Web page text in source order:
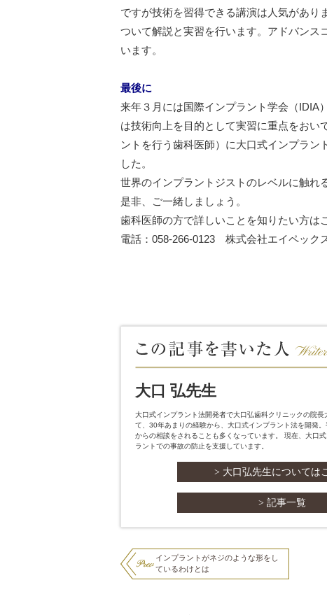
ですが技術を習得できる講演は人気があり
ついて解説と実習を行います。アドバンス
います。
最後に
来年３月には国際インプラント学会（IDIA
は技術向上を目的として実習に重点をおい
ントを行う歯科医師）に大口式インプラン
した。
世界のインプラントジストのレベルに触れ
是非、ご一緒しましょう。
歯科医師の方で詳しいことを知りたい方は
電話：058-266-0123 株式会社エイペック
大口 弘先生
大口式インプラント法開発者で大口弘歯科クリニックの院長
て、30年あまりの経験から、大口式インプラント法を開発
からの相談をされることも多くなっています。 現在、大口
ラントでの事故の防止を支援しています。
> 大口弘先生については
> 記事一覧
インプラントがネジのような形をし
ているわけとは